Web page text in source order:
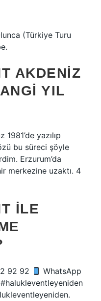
(Türkiye Turu
AKDENIZ
YIL
yazılıp
bu süreci şöyle
Erzurum’da
merkezine uzaktı. 4
ILE
92 92
WhatsApp